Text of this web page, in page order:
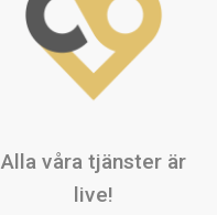
Alla våra tjänster är
live!